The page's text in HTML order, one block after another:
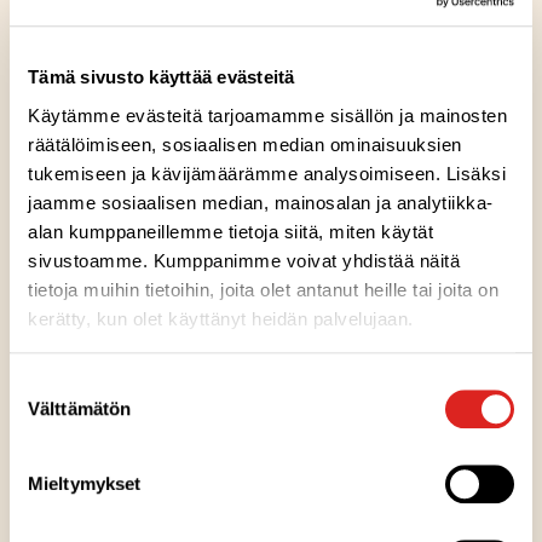
Tämä sivusto käyttää evästeitä
Käytämme evästeitä tarjoamamme sisällön ja mainosten
räätälöimiseen, sosiaalisen median ominaisuuksien
tukemiseen ja kävijämäärämme analysoimiseen. Lisäksi
jaamme sosiaalisen median, mainosalan ja analytiikka-
alan kumppaneillemme tietoja siitä, miten käytät
sivustoamme. Kumppanimme voivat yhdistää näitä
tietoja muihin tietoihin, joita olet antanut heille tai joita on
kerätty, kun olet käyttänyt heidän palvelujaan.
valinta
Välttämätön
Mieltymykset
1. Rekisterinpitäjä
Saarioinen Oy Järvensivuntie 1, 33100 Tampere Puh. 03
244 7111
2. Saarioinen Oy:n Lempiruokayhteisön
rekisteriasioista vastaava henkilö
etunimi.sukunimi@saarioinen.fi
3. Rekisterin nimi